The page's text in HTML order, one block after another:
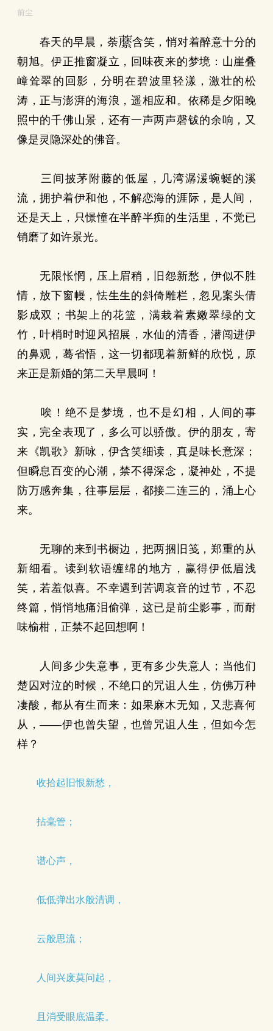
前尘
春天的早晨，荼
含笑，悄对着醉意十分的
朝旭。伊正推窗凝立，回味夜来的梦境：山崖叠
嶂耸翠的回影，分明在碧波里轻漾，激壮的松
涛，正与澎湃的海浪，遥相应和。依稀是夕阳晚
照中的千佛山景，还有一声两声磬钹的余响，又
像是灵隐深处的佛音。
三间披茅附藤的低屋，几湾潺湲蜿蜒的溪
流，拥护着伊和他，不解恋海的涯际，是人间，
还是天上，只憬憧在半醉半痴的生活里，不觉已
销磨了如许景光。
无限怅惘，压上眉稍，旧怨新愁，伊似不胜
情，放下窗幔，怯生生的斜倚雕栏，忽见案头倩
影成双；书架上的花篮，满栽着素嫩翠绿的文
竹，叶梢时时迎风招展，水仙的清香，潜闯进伊
的鼻观，蓦省悟，这一切都现着新鲜的欣悦，原
来正是新婚的第二天早晨呵！
唉！绝不是梦境，也不是幻相，人间的事
实，完全表现了，多么可以骄傲。伊的朋友，寄
来《凯歌》新咏，伊含笑细读，真是味长意深；
但瞬息百变的心潮，禁不得深念，凝神处，不提
防万感奔集，往事层层，都接二连三的，涌上心
来。
无聊的来到书橱边，把两捆旧笺，郑重的从
新细看。读到软语缠绵的地方，赢得伊低眉浅
笑，若羞似喜。不幸遇到苦调哀音的过节，不忍
终篇，悄悄地痛泪偷弹，这已是前尘影事，而耐
味榆柑，正禁不起回想啊！
人间多少失意事，更有多少失意人；当他们
楚囚对泣的时候，不绝口的咒诅人生，仿佛万种
凄酸，都从有生而来：如果麻木无知，又悲喜何
从，——伊也曾失望，也曾咒诅人生，但如今怎
样？
收拾起旧恨新愁，
拈毫管；
谱心声，
低低弹出水般清调，
云般思流；
人间兴废莫问起，
且消受眼底温柔。